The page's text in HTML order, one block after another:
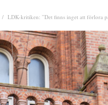
LDK-kritiken: ”Det finns inget att förlora